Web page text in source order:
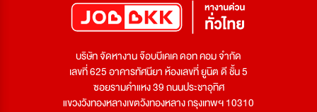
บริษัท จัดหางาน จ๊อบบีเคเค ดอท คอม จำกัด
เลขที่ 625 อาคารทัศนียา ห้องเลขที่ ยูนิต ดี ชั้น 5
ซอยรามคำแหง 39 ถนนประชาอุทิศ
แขวงวังทองหลางเขตวังทองหลาง กรุงเทพฯ 10310